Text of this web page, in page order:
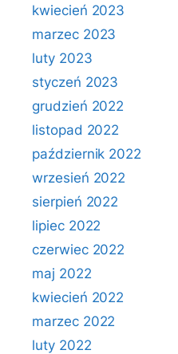
kwiecień 2023
marzec 2023
luty 2023
styczeń 2023
grudzień 2022
listopad 2022
październik 2022
wrzesień 2022
sierpień 2022
lipiec 2022
czerwiec 2022
maj 2022
kwiecień 2022
marzec 2022
luty 2022